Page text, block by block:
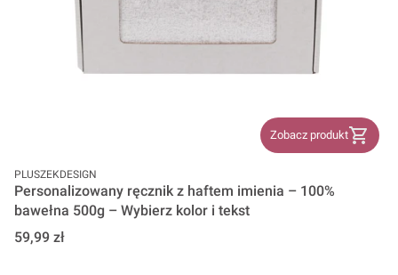
Zobacz produkt
PRODUCENT
PLUSZEKDESIGN
Personalizowany ręcznik z haftem imienia – 100%
bawełna 500g – Wybierz kolor i tekst
Cena
59,99 zł